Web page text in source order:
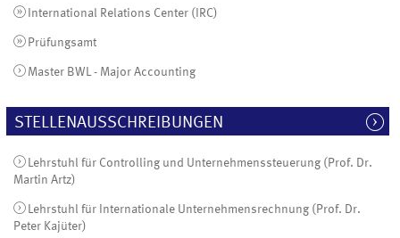
International Relations Center (IRC)
Prüfungsamt
Master BWL - Major Accounting
STELLENAUSSCHREIBUNGEN
Lehrstuhl für Controlling und Unternehmenssteuerung (Prof. Dr.
Martin Artz)
Lehrstuhl für Internationale Unternehmensrechnung (Prof. Dr.
Peter Kajüter)